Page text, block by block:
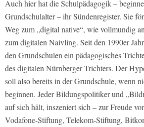
Auch hier hat die Schulpädagogik –
Grundschulalter – ihr Sündenregister. Sie
Weg zum „digital native“, wie vollmundig
zum digitalen Naivling. Seit den 1990er
den Grundschulen ein pädagogisches
des digitalen Nürnberger Trichters. Der
soll also bereits in der Grundschule, wenn
beginnen. Jeder Bildungspolitiker und
auf sich hält, inszeniert sich – zur Freude
Vodafone-Stiftung, Telekom-Stiftung,